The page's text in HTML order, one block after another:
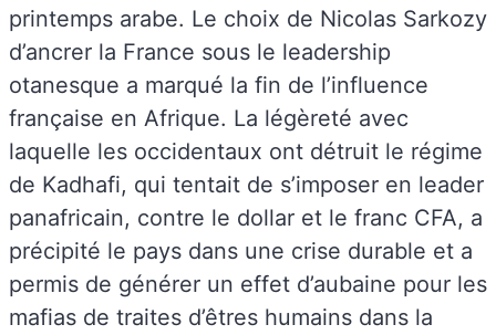
printemps arabe. Le choix de Nicolas Sarkozy
d’ancrer la France sous le leadership
otanesque a marqué la fin de l’influence
française en Afrique. La légèreté avec
laquelle les occidentaux ont détruit le régime
de Kadhafi, qui tentait de s’imposer en leader
panafricain, contre le dollar et le franc CFA, a
précipité le pays dans une crise durable et a
permis de générer un effet d’aubaine pour les
mafias de traites d’êtres humains dans la